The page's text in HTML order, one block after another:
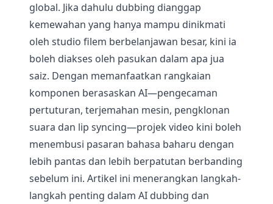
global. Jika dahulu dubbing dianggap
kemewahan yang hanya mampu dinikmati
oleh studio filem berbelanjawan besar, kini ia
boleh diakses oleh pasukan dalam apa jua
saiz. Dengan memanfaatkan rangkaian
komponen berasaskan AI—pengecaman
pertuturan, terjemahan mesin, pengklonan
suara dan lip syncing—projek video kini boleh
menembusi pasaran bahasa baharu dengan
lebih pantas dan lebih berpatutan berbanding
sebelum ini. Artikel ini menerangkan langkah-
langkah penting dalam AI dubbing dan